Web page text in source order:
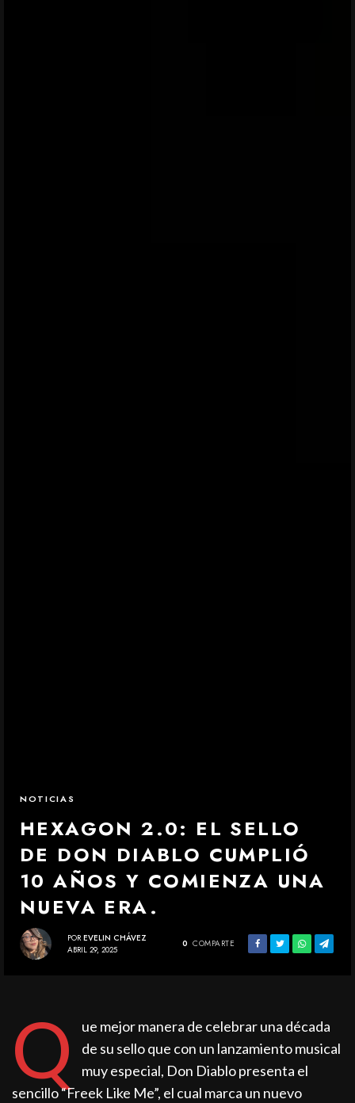
NOTICIAS
HEXAGON 2.0: EL SELLO
DE DON DIABLO CUMPLIÓ
10 AÑOS Y COMIENZA UNA
NUEVA ERA.
POR EVELIN CHÁVEZ
ABRIL 29, 2025
0 COMPARTE
Q
ue mejor manera de celebrar una década
de su sello que con un lanzamiento musical
muy especial, Don Diablo presenta el
sencillo “Freek Like Me”, el cual marca un nuevo